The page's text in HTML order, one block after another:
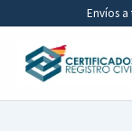
contenido
Envíos a